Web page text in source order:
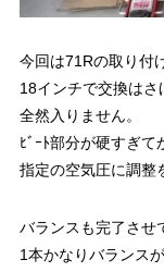
今回は71Rの取り付
18インチで交換は
全然入りません。
ﾋﾞｰﾄ部分が硬すぎて
指定の空気圧に調整
バランスも完了させ
1本かなりバランス